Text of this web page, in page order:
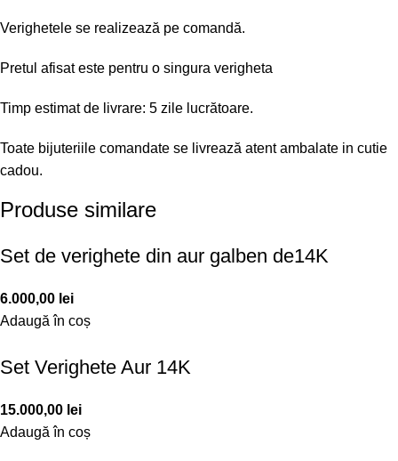
Verighetele se realizează pe comandă.
Pretul afisat este pentru o singura verigheta
Timp estimat de livrare: 5 zile lucrătoare.
Toate bijuteriile comandate se livrează atent ambalate in cutie
cadou.
Produse similare
Set de verighete din aur galben de14K
6.000,00 lei
Adaugă în coș
Set Verighete Aur 14K
15.000,00 lei
Adaugă în coș